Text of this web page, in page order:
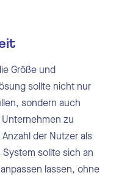
Größe und
sollte nicht nur
sondern auch
zu
der Nutzer als
sollte sich an
lassen, ohne